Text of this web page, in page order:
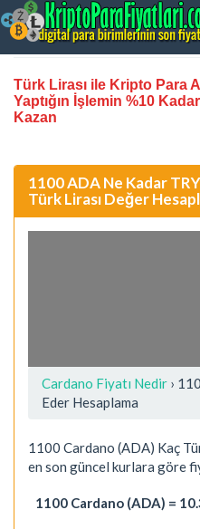
Türk Lirası ile Kripto Para
Yaptığın İşlemin %10
Kazan
1100 ADA Ne Kadar
Türk Lirası Değer
Cardano Fiyatı Nedir ›
Eder Hesaplama
1100 Cardano (ADA) Kaç
en son güncel kurlara göre
1100 Cardano (ADA) =